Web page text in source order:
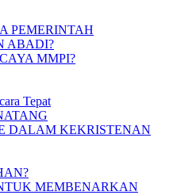
PEMERINTAH
ABADI?
MMPI?
Tepat
DALAM KEKRISTENAN
MEMBENARKAN